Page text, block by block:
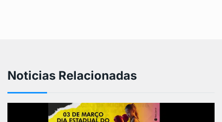
Noticias Relacionadas